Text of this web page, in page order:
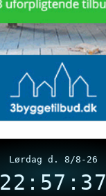
Lørdag d. 8/8-26
22:57:37